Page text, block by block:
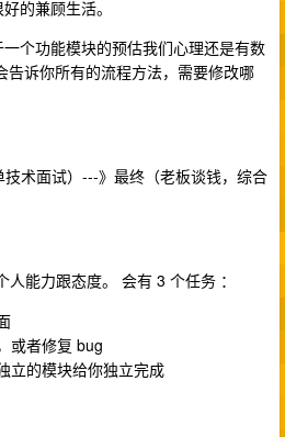
的兼顾生活。
个功能模块的预估我们心理还是有数
告诉你所有的流程方法，需要修改哪
术面试）---》最终（老板谈钱，综合
能力跟态度。 会有 3 个任务 ：
或者修复 bug
立的模块给你独立完成